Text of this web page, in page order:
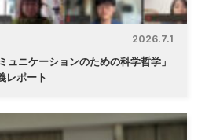
2026.7.1
ュニケーションのための科学哲学」
レポート